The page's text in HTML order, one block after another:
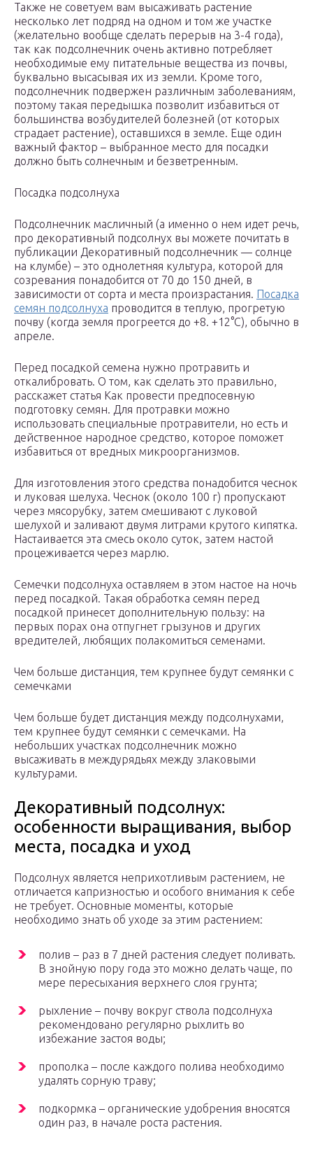
Также не советуем вам высаживать растение
несколько лет подряд на одном и том же участке
(желательно вообще сделать перерыв на 3-4 года),
так как подсолнечник очень активно потребляет
необходимые ему питательные вещества из почвы,
буквально высасывая их из земли. Кроме того,
подсолнечник подвержен различным заболеваниям,
поэтому такая передышка позволит избавиться от
большинства возбудителей болезней (от которых
страдает растение), оставшихся в земле. Еще один
важный фактор – выбранное место для посадки
должно быть солнечным и безветренным.
Посадка подсолнуха
Подсолнечник масличный (а именно о нем идет речь,
про декоративный подсолнух вы можете почитать в
публикации Декоративный подсолнечник — солнце
на клумбе) – это однолетняя культура, которой для
созревания понадобится от 70 до 150 дней, в
зависимости от сорта и места произрастания. Посадка
семян подсолнуха проводится в теплую, прогретую
почву (когда земля прогреется до +8. +12°C), обычно в
апреле.
Перед посадкой семена нужно протравить и
откалибровать. О том, как сделать это правильно,
расскажет статья Как провести предпосевную
подготовку семян. Для протравки можно
использовать специальные протравители, но есть и
действенное народное средство, которое поможет
избавиться от вредных микроорганизмов.
Для изготовления этого средства понадобится чеснок
и луковая шелуха. Чеснок (около 100 г) пропускают
через мясорубку, затем смешивают с луковой
шелухой и заливают двумя литрами крутого кипятка.
Настаивается эта смесь около суток, затем настой
процеживается через марлю.
Семечки подсолнуха оставляем в этом настое на ночь
перед посадкой. Такая обработка семян перед
посадкой принесет дополнительную пользу: на
первых порах она отпугнет грызунов и других
вредителей, любящих полакомиться семенами.
Чем больше дистанция, тем крупнее будут семянки с
семечками
Чем больше будет дистанция между подсолнухами,
тем крупнее будут семянки с семечками. На
небольших участках подсолнечник можно
высаживать в междурядьях между злаковыми
культурами.
Декоративный подсолнух:
особенности выращивания, выбор
места, посадка и уход
Подсолнух является неприхотливым растением, не
отличается капризностью и особого внимания к себе
не требует. Основные моменты, которые
необходимо знать об уходе за этим растением:
полив – раз в 7 дней растения следует поливать.
В знойную пору года это можно делать чаще, по
мере пересыхания верхнего слоя грунта;
рыхление – почву вокруг ствола подсолнуха
рекомендовано регулярно рыхлить во
избежание застоя воды;
прополка – после каждого полива необходимо
удалять сорную траву;
подкормка – органические удобрения вносятся
один раз, в начале роста растения.